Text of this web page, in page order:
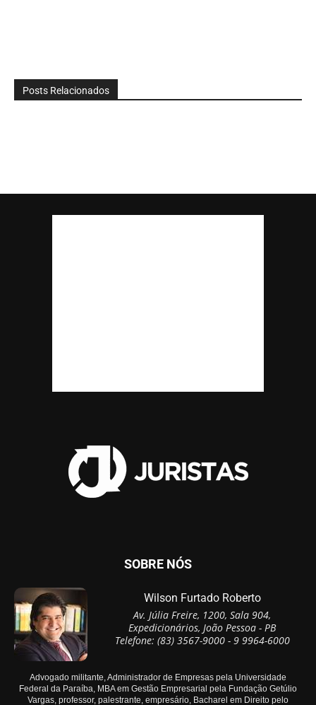
Posts Relacionados
SOBRE NÓS
Wilson Furtado Roberto
Av. Júlia Freire, 1200, Sala 904,
Expedicionários, João Pessoa - PB
Telefone: (83) 3567-9000 - 9 9964-6000
Advogado militante, Administrador de Empresas pela Universidade
Federal da Paraíba, MBA em Gestão Empresarial pela Fundação Getúlio
Vargas, professor, palestrante, empresário, Bacharel em Direito pelo